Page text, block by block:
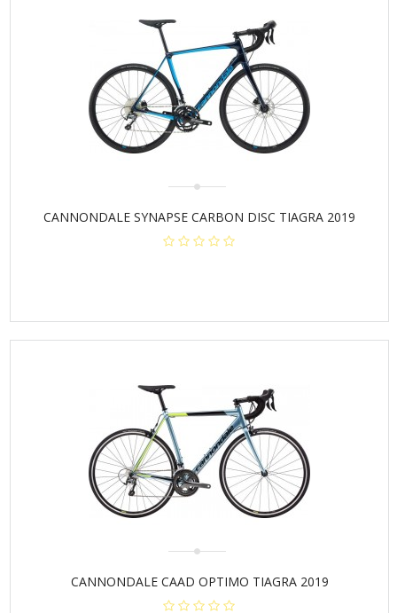
CANNONDALE SYNAPSE CARBON DISC TIAGRA 2019
CANNONDALE CAAD OPTIMO TIAGRA 2019